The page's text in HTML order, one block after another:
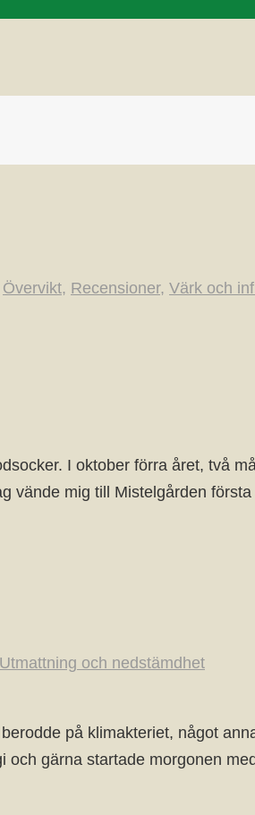
Övervikt, Recensioner, Värk och
I oktober förra året, två
vände mig till Mistelgården
Utmattning och nedstämdhet
på klimakteriet, något
och gärna startade morgonen